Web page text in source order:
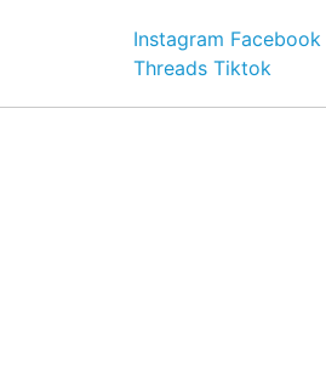
Instagram Facebook
Threads Tiktok